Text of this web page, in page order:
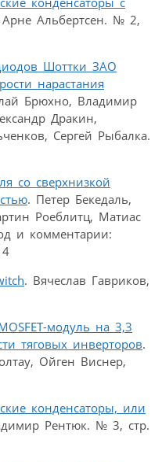
Альбертсен. № 2,
Шоттки ЗАО
нарастания
Брюхно, Владимир
Дракин,
Сергей Рыбалка.
со сверхнизкой
. Петер Бекедаль,
Роеблитц, Матиас
и комментарии:
. Вячеслав Гавриков,
модуль на 3,3
тяговых инверторов.
Ойген Виснер,
конденсаторы, или
Рентюк. № 3, стр.